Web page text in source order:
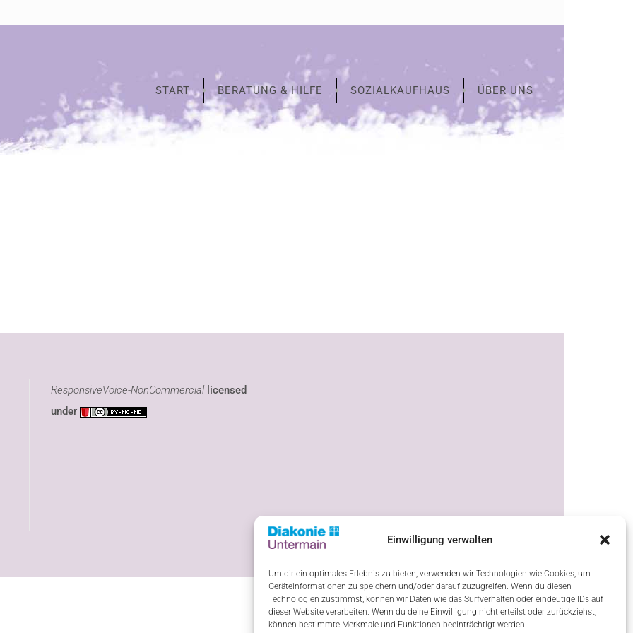
Einwilligung verwalten
Um dir ein optimales Erlebnis zu bieten, verwenden wir Technologien wie Cookies, um
Geräteinformationen zu speichern und/oder darauf zuzugreifen. Wenn du diesen
Technologien zustimmst, können wir Daten wie das Surfverhalten oder eindeutige IDs auf
dieser Website verarbeiten. Wenn du deine Einwilligung nicht erteilst oder zurückziehst,
können bestimmte Merkmale und Funktionen beeinträchtigt werden.
START BERATUNG & HILFE SOZIALKAUFHAUS ÜBER UNS
ResponsiveVoice-NonCommerciallicensed
under